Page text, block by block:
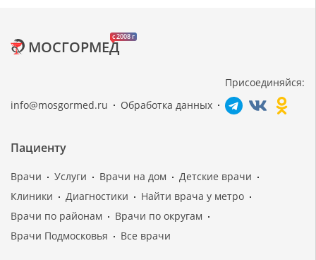
c 2008 г
МОСГОРМЕД
info@mosgormed.ru Обработка данных
Присоединяйся:
Пациенту
Врачи Услуги Врачи на дом
Детские врачи
Клиники
Диагностики
Найти врача у метро
Врачи по районам
Врачи по округам
Врачи Подмосковья
Все врачи